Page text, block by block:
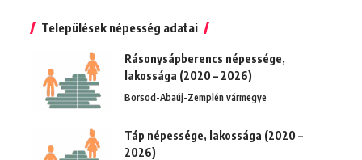
Települések népesség adatai
Rásonysápberencs népessége,
lakossága (2020 – 2026)
Borsod-Abaúj-Zemplén vármegye
Táp népessége, lakossága (2020 –
2026)